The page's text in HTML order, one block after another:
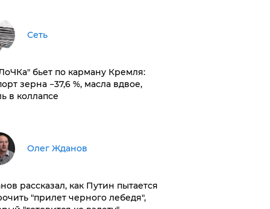
Сеть
бьет по карману Кремля:
зерна −37,6 %, масла вдвое,
в коллапсе
Олег Жданов
рассказал, как Путин пытается
"прилет черного лебедя",